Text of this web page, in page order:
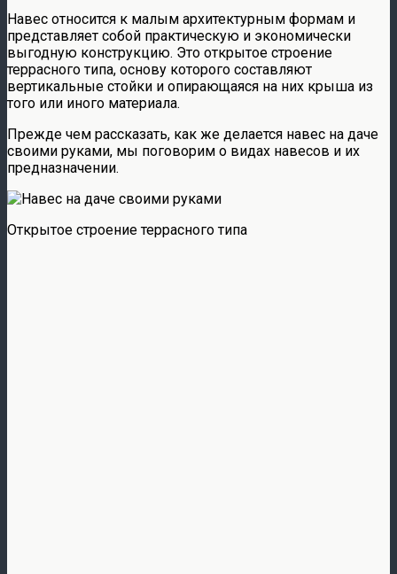
Навес относится к малым архитектурным формам и
представляет собой практическую и экономически
выгодную конструкцию. Это открытое строение
террасного типа, основу которого составляют
вертикальные стойки и опирающаяся на них крыша из
того или иного материала.
Прежде чем рассказать, как же делается навес на даче
своими руками, мы поговорим о видах навесов и их
предназначении.
Открытое строение террасного типа